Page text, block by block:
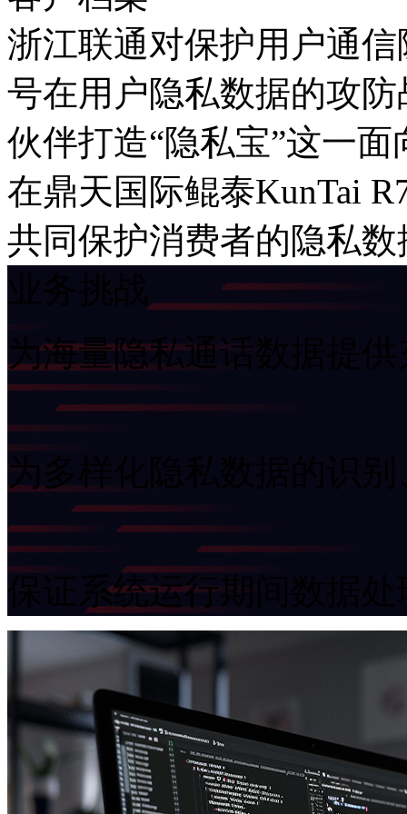
浙江联通对保护用户通信
号在用户隐私数据的攻
伙伴打造“隐私宝”这一面
在鼎天国际鲲泰KunTai
共同保护消费者的隐私
为海量隐私通话数据提
保证系统运行期间数据